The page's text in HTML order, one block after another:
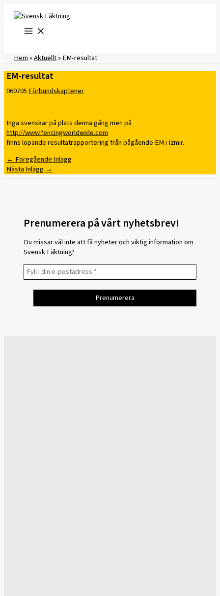
innehåll
Hem»Aktuellt»EM-resultat
EM-resultat
060705Förbundskaptener
Inga svenskar på plats denna gång men på
http://www.fencingworldwide.com
finns löpande resultatrapportering från pågående EM i Izmir.
←Föregående Inlägg
Nästa Inlägg→
Prenumerera på vårt nyhetsbrev!
Du missar väl inte att få nyheter och viktig information om
Svensk Fäktning?